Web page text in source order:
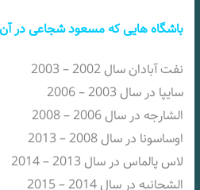
باشگاه هایی که مسعود شجاعی در
نفت آبادان سال 2002 – 2003
سایپا در سال 2003 – 2006
الشارجه در سال 2006 – 2008
اوساسونا در سال 2008 – 2013
لاس پالماس در سال 2013 – 2014
الشحانیه در سال 2014 – 2015